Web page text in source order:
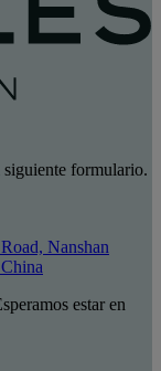
formulario.
Nanshan
estar en